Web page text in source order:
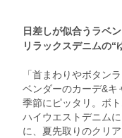
日差しが似合うラベ
リラックスデニムの
「首まわりやボタン
ベンダーのカーデ&キ
季節にピッタリ。ボ
ハイウエストデニム
に、夏先取りのクリ